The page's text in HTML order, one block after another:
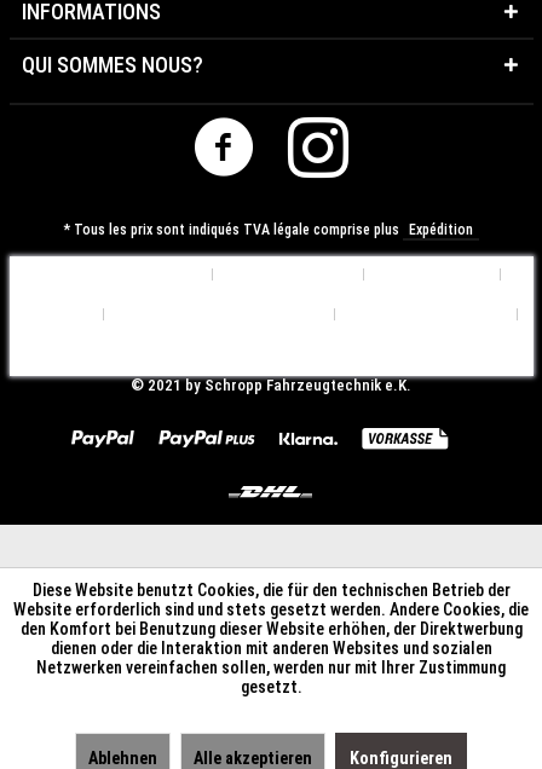
INFORMATIONS
QUI SOMMES NOUS?
* Tous les prix sont indiqués TVA légale comprise plus Expédition
© ​2021 by Schropp Fahrzeugtechnik e.K.
Diese Website benutzt Cookies, die für den technischen Betrieb der
Website erforderlich sind und stets gesetzt werden. Andere Cookies, die
den Komfort bei Benutzung dieser Website erhöhen, der Direktwerbung
dienen oder die Interaktion mit anderen Websites und sozialen
Netzwerken vereinfachen sollen, werden nur mit Ihrer Zustimmung
gesetzt.
Ablehnen Alle akzeptieren Konfigurieren